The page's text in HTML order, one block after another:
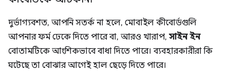
দুর্ভাগ্যবশত, আপনি সতর্ক না হলে, মোবাইল কীবোর্ডগুলি
আপনার ফর্ম ঢেকে দিতে পারে বা, আরও খারাপ, সাইন ইন
বোতামটিকে আংশিকভাবে বাধা দিতে পারে। ব্যবহারকারীরা কি
ঘটেছে তা বোঝার আগেই হাল ছেড়ে দিতে পারে।